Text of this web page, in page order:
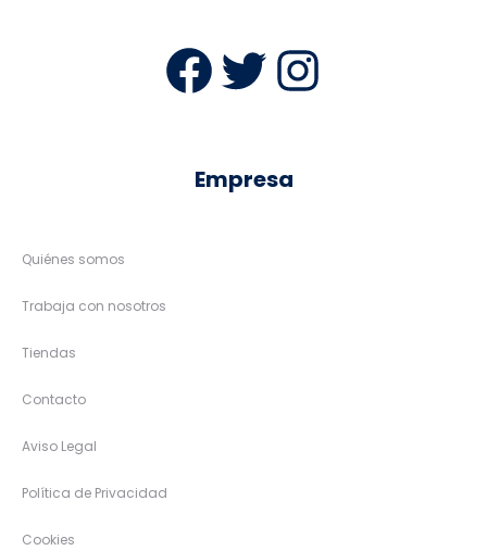
Facebook
Twitter
Empresa
Quiénes somos
Trabaja con nosotros
Tiendas
Contacto
Aviso Legal
Política de Privacidad
Cookies